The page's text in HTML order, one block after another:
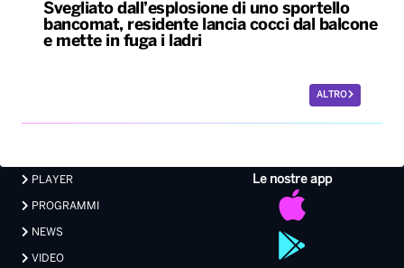
Svegliato dall’esplosione di uno sportello
bancomat, residente lancia cocci dal balcone
e mette in fuga i ladri
ALTRO
Le nostre app
PLAYER
PROGRAMMI
NEWS
VIDEO